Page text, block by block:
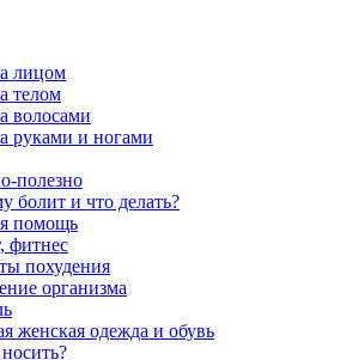
лицом
телом
волосами
руками и ногами
полезно
болит и что делать?
помощь
фитнес
похудения
организма
женская одежда и обувь